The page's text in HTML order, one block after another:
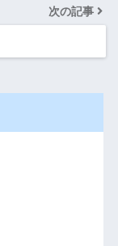
次の記事